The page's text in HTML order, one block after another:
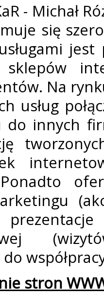
- Michał
się
Na
usług
innych
stron